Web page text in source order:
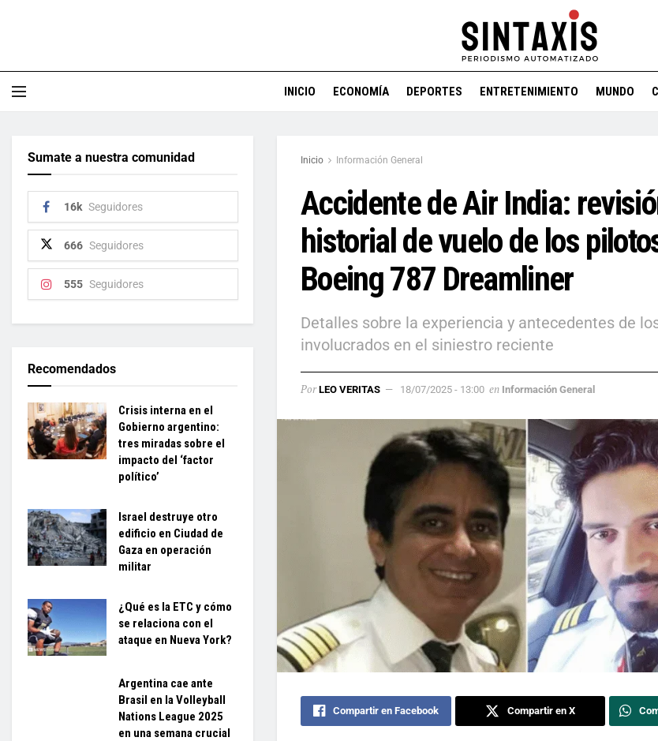
INICIO ECONOMÍA DEPORTES ENTRETENIMIENTO MUNDO
Inicio Información General
Accidente de Air India:
historial de vuelo de los
Boeing 787 Dreamliner
Detalles sobre la experiencia y antecedentes de
involucrados en el siniestro reciente
Por LEO VERITAS 18/07/2025 - 13:00 en Información General
Compartir en Facebook Compartir en X
Sumate a nuestra comunidad
16k Seguidores
666 Seguidores
555 Seguidores
Recomendados
Crisis interna en el
Gobierno argentino:
tres miradas sobre el
impacto del ‘factor
político’
Israel destruye otro
edificio en Ciudad de
Gaza en operación
militar
¿Qué es la ETC y cómo
se relaciona con el
ataque en Nueva York?
Argentina cae ante
Brasil en la Volleyball
Nations League 2025
en una semana crucial